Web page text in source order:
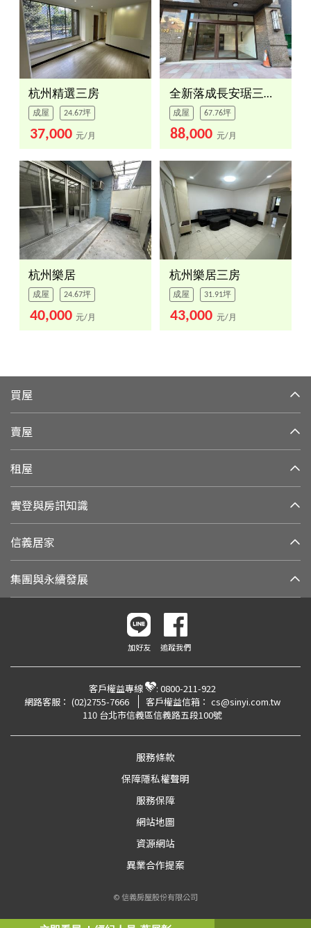
杭州精選三房
成屋 24.67坪
37,000 元/月
全新落成長安琚三房車位
成屋 67.76坪
88,000 元/月
杭州樂居
成屋 24.67坪
40,000 元/月
杭州樂居三房
成屋 31.91坪
43,000 元/月
買屋
賣屋
租屋
實登與房訊知識
信義居家
集團與永續發展
加好友 追蹤我們
客戶權益專線 : 0800-211-922
網路客服： (02)2755-7666 客戶權益信箱： cs@sinyi.com.tw
110 台北市信義區信義路五段100號
服務條款
保障隱私權聲明
服務保障
網站地圖
資源網站
異業合作提案
© 信義房屋股份有限公司